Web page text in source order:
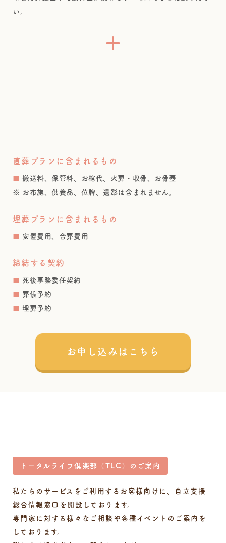
い。
直葬プランに含まれるもの
搬送料、保管料、お棺代、火葬・収骨、お骨壺
※ お布施、供養品、位牌、遺影は含まれません。
埋葬プランに含まれるもの
安置費用、合葬費用
締結する契約
死後事務委任契約
葬儀予約
埋葬予約
お申し込みはこちら
トータルライフ倶楽部（TLC）のご案内
私たちのサービスをご利用するお客様向けに、自立支援
総合情報窓口を開設しております。
専門家に対する様々なご相談や各種イベントのご案内を
しております。